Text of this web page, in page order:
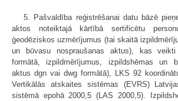
5. Pašvaldība reģistrēšanai datu bāzē
aktos noteiktajā kārtībā sertificētu
ģeodēziskos uzmērījumus (tai skaitā
un būvasu nospraušanas aktus), kas
formātā, izpildmērījumus, izpildshēmas un
aktus dgn vai dwg formātā), LKS 92
Vertikālās atskaites sistēmas (EVRS)
sistēmā epohā 2000,5 (LAS 2000,5).